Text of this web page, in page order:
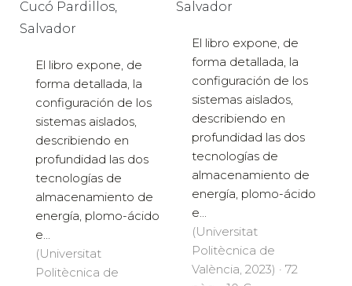
Cucó Pardillos,
Salvador
El libro expone, de
forma detallada, la
configuración de los
sistemas aislados,
describiendo en
profundidad las dos
tecnologías de
almacenamiento de
energía, plomo-ácido
e...
(Universitat
Politècnica de
Salvador
El libro expone, de
forma detallada, la
configuración de los
sistemas aislados,
describiendo en
profundidad las dos
tecnologías de
almacenamiento de
energía, plomo-ácido
e...
(Universitat
Politècnica de
València, 2023) · 72